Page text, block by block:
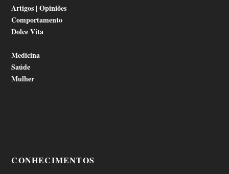
Artigos | Opiniões
Comportamento
Dolce Vita
Medicina
Saúde
Mulher
CONHECIMENTOS